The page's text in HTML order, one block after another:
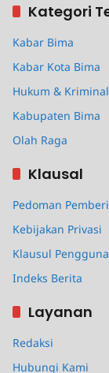
Kategori
Kabar Bima
Kabar Kota Bima
Hukum & Kriminal
Kabupaten Bima
Olah Raga
Klausal
Pedoman
Kebijakan Privasi
Klausul
Indeks Berita
Layanan
Redaksi
Hubungi Kami